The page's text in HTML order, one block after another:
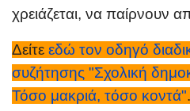
χρειάζεται, να παίρνουν
Δείτε εδώ τον οδηγό
συζήτησης "Σχολική
Τόσο μακριά, τόσο κοντά".